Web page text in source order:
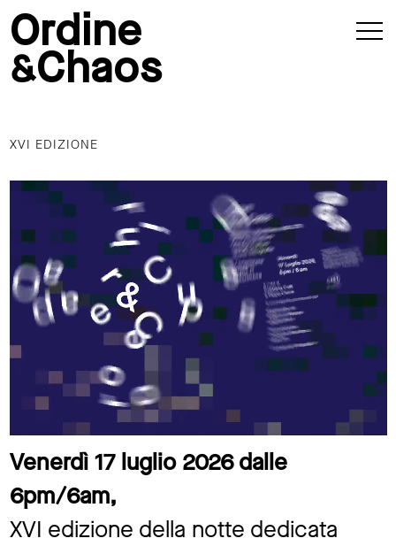
Ordine
&Chaos
XVI EDIZIONE
Venerdì 17 luglio 2026 dalle
6pm/6am,
XVI edizione della notte dedicata